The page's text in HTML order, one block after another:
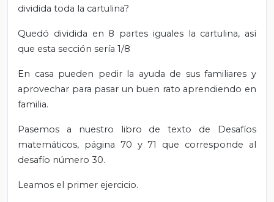
dividida toda la cartulina?
Quedó dividida en 8 partes iguales la cartulina, así
que esta sección sería 1/8
En casa pueden pedir la ayuda de sus familiares y
aprovechar para pasar un buen rato aprendiendo en
familia.
Pasemos a nuestro libro de texto de Desafíos
matemáticos, página 70 y 71 que corresponde al
desafío número 30.
Leamos el primer ejercicio.